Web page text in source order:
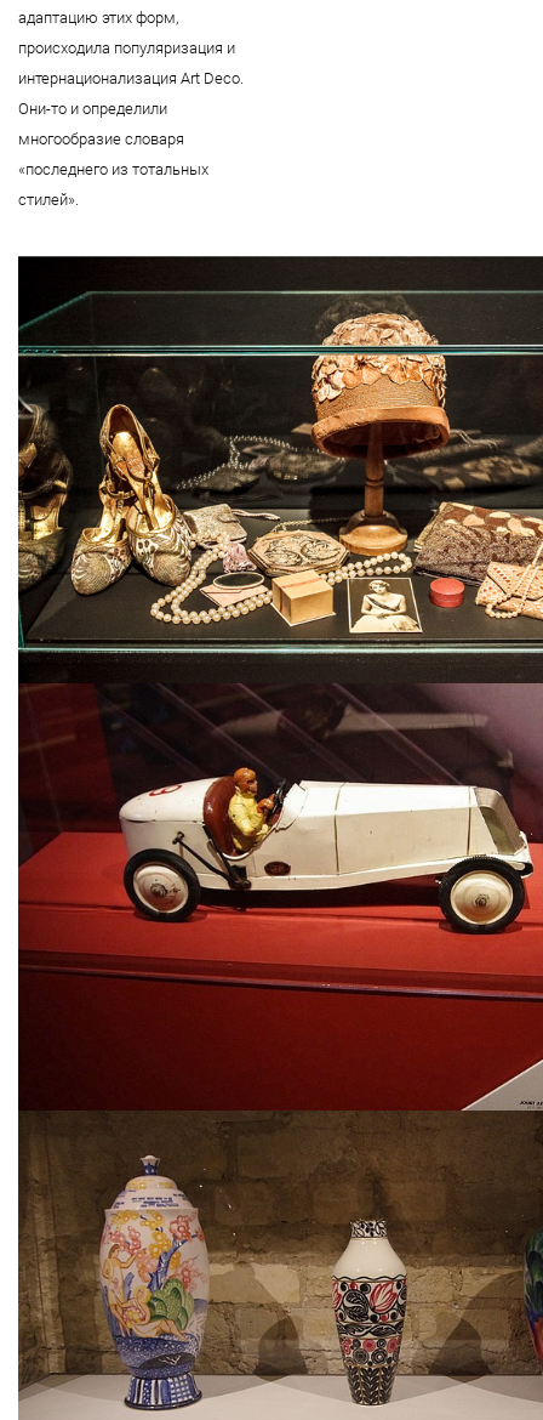
адаптацию этих форм,
происходила популяризация и
интернационализация Art Deco.
Они-то и определили
многообразие словаря
«последнего из тотальных
стилей».